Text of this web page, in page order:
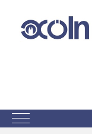
Mobile Menu Toggle